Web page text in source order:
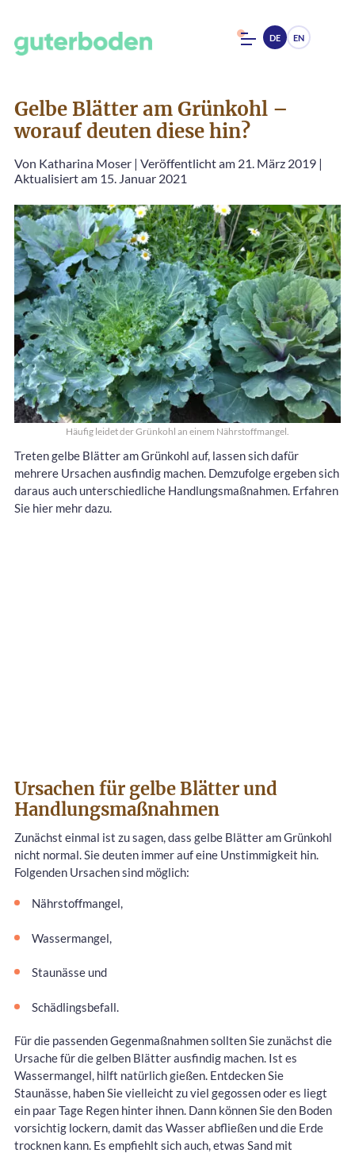
DE EN
Gelbe Blätter am Grünkohl –
worauf deuten diese hin?
Von Katharina Moser | Veröffentlicht am 21. März 2019 |
Aktualisiert am 15. Januar 2021
Häufig leidet der Grünkohl an einem Nährstoffmangel.
Treten gelbe Blätter am Grünkohl auf, lassen sich dafür
mehrere Ursachen ausfindig machen. Demzufolge ergeben sich
daraus auch unterschiedliche Handlungsmaßnahmen. Erfahren
Sie hier mehr dazu.
Ursachen für gelbe Blätter und
Handlungsmaßnahmen
Zunächst einmal ist zu sagen, dass gelbe Blätter am Grünkohl
nicht normal. Sie deuten immer auf eine Unstimmigkeit hin.
Folgenden Ursachen sind möglich:
Nährstoffmangel,
Wassermangel,
Staunässe und
Schädlingsbefall.
Für die passenden Gegenmaßnahmen sollten Sie zunächst die
Ursache für die gelben Blätter ausfindig machen. Ist es
Wassermangel, hilft natürlich gießen. Entdecken Sie
Staunässe, haben Sie vielleicht zu viel gegossen oder es liegt
ein paar Tage Regen hinter ihnen. Dann können Sie den Boden
vorsichtig lockern, damit das Wasser abfließen und die Erde
trocknen kann. Es empfiehlt sich auch, etwas Sand mit